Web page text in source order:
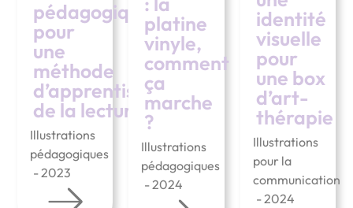
pédagogiques
pour
une
méthode
d’apprentissage
de la lecture
Illustrations
pédagogiques
- 2023
platine
vinyle,
comment
ça
marche
?
Illustrations
pédagogiques
- 2024
identité
visuelle
pour
une box
d’art-
thérapie
Illustrations
pour la
communication
- 2024